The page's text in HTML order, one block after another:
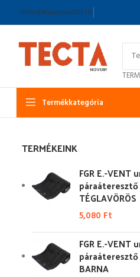
HírlevélKapcsolatGY.I.K.
Termékkategória
TERMÉKEINK
FGR E.-VENT
TÉGLAVÖRÖS
5,080 Ft
FGR E.-VENT
BARNA